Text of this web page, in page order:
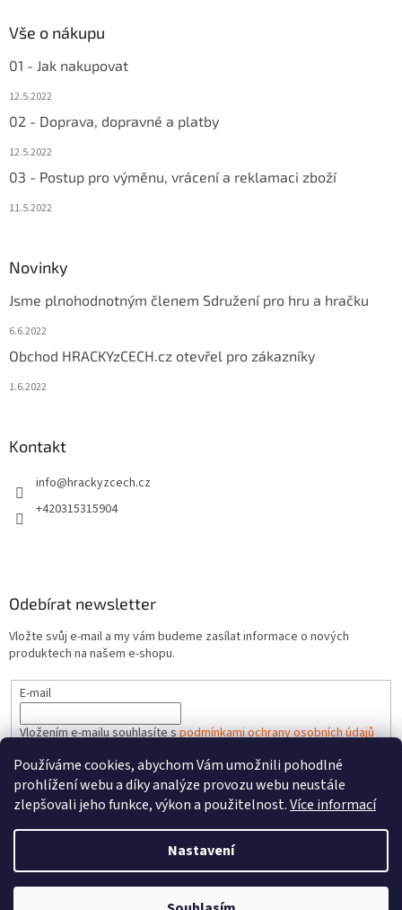
Používáme cookies, abychom Vám umožnili pohodlné
prohlížení webu a díky analýze provozu webu neustále
zlepšovali jeho funkce, výkon a použitelnost.Více informací
Nastavení
Vše o nákupu
01 - Jak nakupovat
12.5.2022
02 - Doprava, dopravné a platby
12.5.2022
03 - Postup pro výměnu, vrácení a reklamaci zboží
11.5.2022
Novinky
Jsme plnohodnotným členem Sdružení pro hru a hračku
6.6.2022
Obchod HRACKYzCECH.cz otevřel pro zákazníky
1.6.2022
Kontakt
info@hrackyzcech.cz
+420315315904
Odebírat newsletter
Vložte svůj e-mail a my vám budeme zasílat informace o nových
produktech na našem e-shopu.
E-mail
Vložením e-mailu souhlasíte spodmínkami ochrany osobních údajů
PŘIHLÁSIT SE
Vytvořil Shoptet